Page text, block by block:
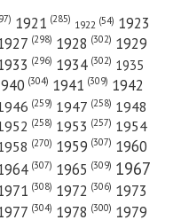
Север»
Север»
1921 (285) 1922 (54) 1923
(298) 1928 (302) 1929
(296) 1934 (302) 1935
(304) 1941 (309) 1942
(259) 1947 (258) 1948
(258) 1953 (257) 1954
(270) 1959 (307) 1960
(307) 1965 (309) 1967
(308) 1972 (306) 1973
(304) 1978 (300) 1979